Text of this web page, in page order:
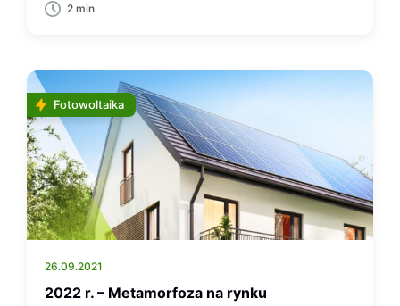
2 min
Fotowoltaika
26.09.2021
2022 r. – Metamorfoza na rynku